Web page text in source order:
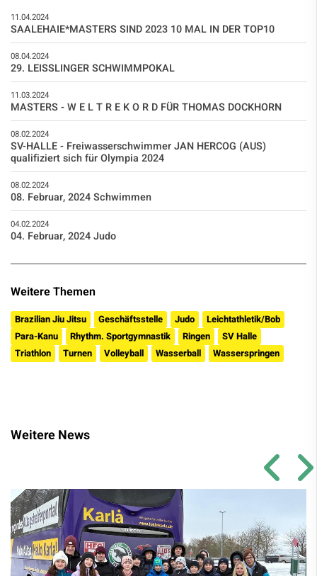
11.04.2024
SAALEHAIE*MASTERS SIND 2023 10 MAL IN DER TOP10
08.04.2024
29. LEISSLINGER SCHWIMMPOKAL
11.03.2024
MASTERS - W E L T R E K O R D FÜR THOMAS DOCKHORN
08.02.2024
SV-HALLE - Freiwasserschwimmer JAN HERCOG (AUS)
qualifiziert sich für Olympia 2024
08.02.2024
08. Februar, 2024 Schwimmen
04.02.2024
04. Februar, 2024 Judo
Weitere Themen
Brazilian Jiu Jitsu Geschäftsstelle Judo
Leichtathletik/Bob
Para-Kanu
Rhythm. Sportgymnastik Ringen
SV Halle
Triathlon
Turnen Volleyball Wasserball Wasserspringen
Weitere News